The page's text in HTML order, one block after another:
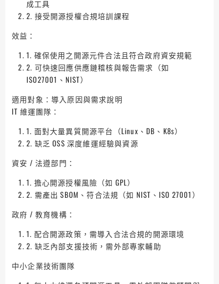
成工具
2. 接受開源授權合規培訓課程
效益：
1. 確保使用之開源元件合法且符合政府資安規範
2. 可快速回應供應鏈稽核與報告需求（如
ISO27001、NIST）
適用對象：導入原因與需求說明
IT 維運團隊：
1. 面對大量異質開源平台（Linux、DB、K8s）
2. 缺乏 OSS 深度維運經驗與資源
資安 / 法遵部門：
1. 擔心開源授權風險（如 GPL）
2. 需產出 SBOM、符合法規（如 NIST、ISO 27001）
政府 / 教育機構：
1. 配合開源政策，需導入合法合規的開源環境
2. 缺乏內部支援技術，需外部專家輔助
中小企業技術團隊